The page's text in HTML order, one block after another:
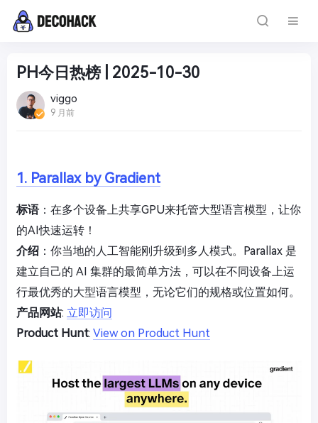
PH今日热榜 | 2025-10-30
viggo
9 月前
1. Parallax by Gradient
标语：在多个设备上共享GPU来托管大型语言模型，让你
的AI快速运转！
介绍 ：你当地的人工智能刚升级到多人模式。Parallax 是
建立自己的 AI 集群的最简单方法，可以在不同设备上运
行最优秀的大型语言模型，无论它们的规格或位置如何。
产品网站: 立即访问
Product Hunt: View on Product Hunt